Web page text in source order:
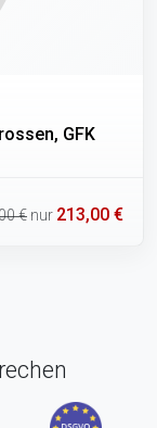
GFK
€ nur 213,00 €